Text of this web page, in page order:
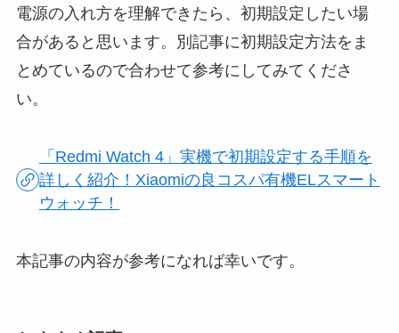
電源の入れ方を理解できたら、初期設定したい場
合があると思います。別記事に初期設定方法をま
とめているので合わせて参考にしてみてくださ
い。
「Redmi Watch 4」実機で初期設定する手順を
詳しく紹介！Xiaomiの良コスパ有機ELスマート
ウォッチ！
本記事の内容が参考になれば幸いです。